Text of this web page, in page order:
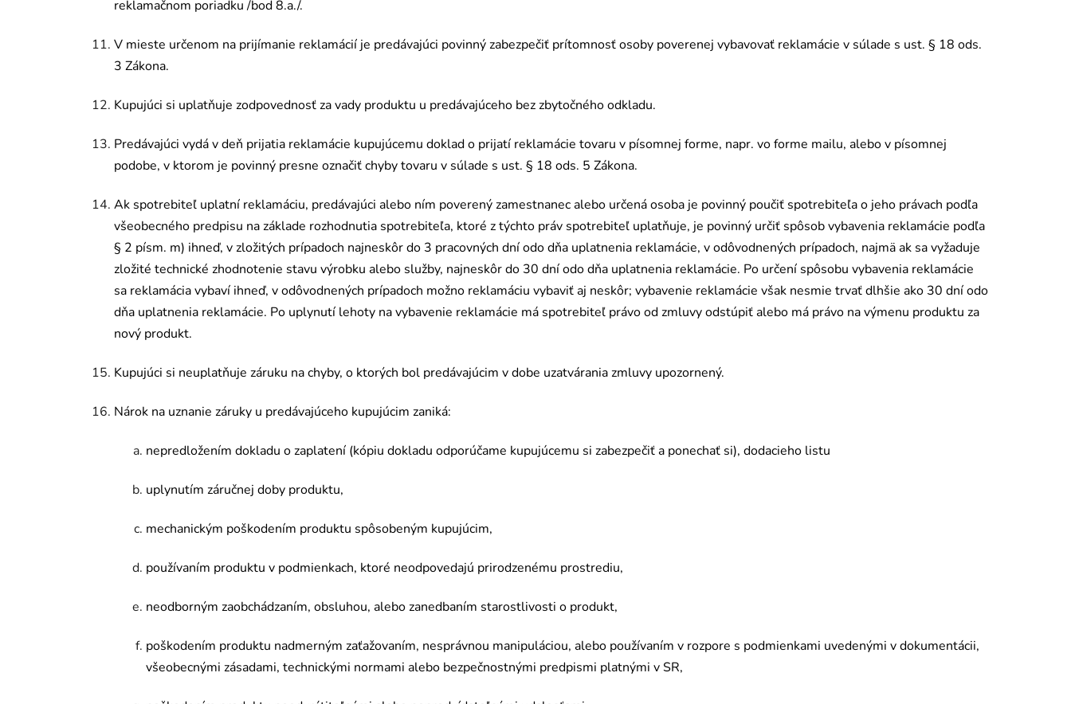
reklamačnom poriadku /bod 8.a./.
V mieste určenom na prijímanie reklamácií je predávajúci povinný zabezpečiť prítomnosť osoby poverenej vybavovať reklamácie v súlade s ust. § 18 ods.
3 Zákona.
Kupujúci si uplatňuje zodpovednosť za vady produktu u predávajúceho bez zbytočného odkladu.
Predávajúci vydá v deň prijatia reklamácie kupujúcemu doklad o prijatí reklamácie tovaru v písomnej forme, napr. vo forme mailu, alebo v písomnej
podobe, v ktorom je povinný presne označiť chyby tovaru v súlade s ust. § 18 ods. 5 Zákona.
Ak spotrebiteľ uplatní reklamáciu, predávajúci alebo ním poverený zamestnanec alebo určená osoba je povinný poučiť spotrebiteľa o jeho právach podľa
všeobecného predpisu na základe rozhodnutia spotrebiteľa, ktoré z týchto práv spotrebiteľ uplatňuje, je povinný určiť spôsob vybavenia reklamácie podľa
§ 2 písm. m) ihneď, v zložitých prípadoch najneskôr do 3 pracovných dníodo dňa uplatnenia reklamácie, v odôvodnených prípadoch, najmä ak sa vyžaduje
zložité technické zhodnotenie stavu výrobku alebo služby, najneskôr do 30 dníodo dňa uplatnenia reklamácie. Po určení spôsobu vybavenia reklamácie
sa reklamácia vybaví ihneď, v odôvodnených prípadoch možno reklamáciu vybaviť aj neskôr; vybavenie reklamácie však nesmie trvať dlhšie ako 30 dníodo
dňa uplatnenia reklamácie. Po uplynutí lehoty na vybavenie reklamácie má spotrebiteľ právo od zmluvy odstúpiť alebo má právo na výmenu produktu za
nový produkt.
Kupujúci si neuplatňuje záruku na chyby, o ktorých bol predávajúcim v dobe uzatvárania zmluvy upozornený.
Nárok na uznanie záruky u predávajúceho kupujúcim zaniká:
nepredložením dokladu o zaplatení (kópiu dokladu odporúčame kupujúcemu si zabezpečiť a ponechať si), dodacieho listu
uplynutím záručnej doby produktu,
mechanickým poškodením produktu spôsobeným kupujúcim,
používaním produktu v podmienkach, ktoré neodpovedajú prirodzenému prostrediu,
neodborným zaobchádzaním, obsluhou, alebo zanedbaním starostlivosti o produkt,
poškodením produktu nadmerným zaťažovaním, nesprávnou manipuláciou, alebo používaním v rozpore s podmienkami uvedenými v dokumentácii,
všeobecnými zásadami, technickými normami alebo bezpečnostnými predpismi platnými v SR,